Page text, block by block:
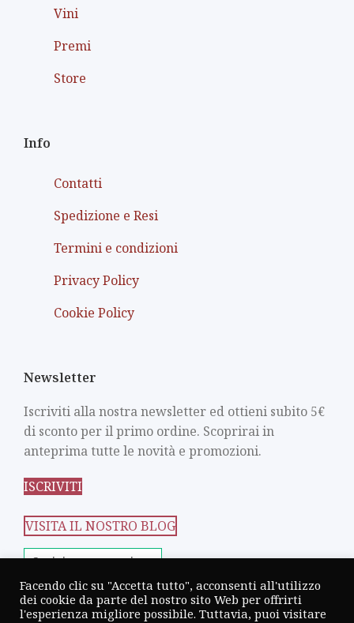
Vini
Premi
Store
Info
Contatti
Spedizione e Resi
Termini e condizioni
Privacy Policy
Cookie Policy
Newsletter
Iscriviti alla nostra newsletter ed ottieni subito 5€
di sconto per il primo ordine. Scoprirai in
anteprima tutte le novità e promozioni.
ISCRIVITI
VISITA IL NOSTRO BLOG
Scrivi una recensione
Facendo clic su "Accetta tutto", acconsenti all'utilizzo
dei cookie da parte del nostro sito Web per offrirti
l'esperienza migliore possibile. Tuttavia, puoi visitare